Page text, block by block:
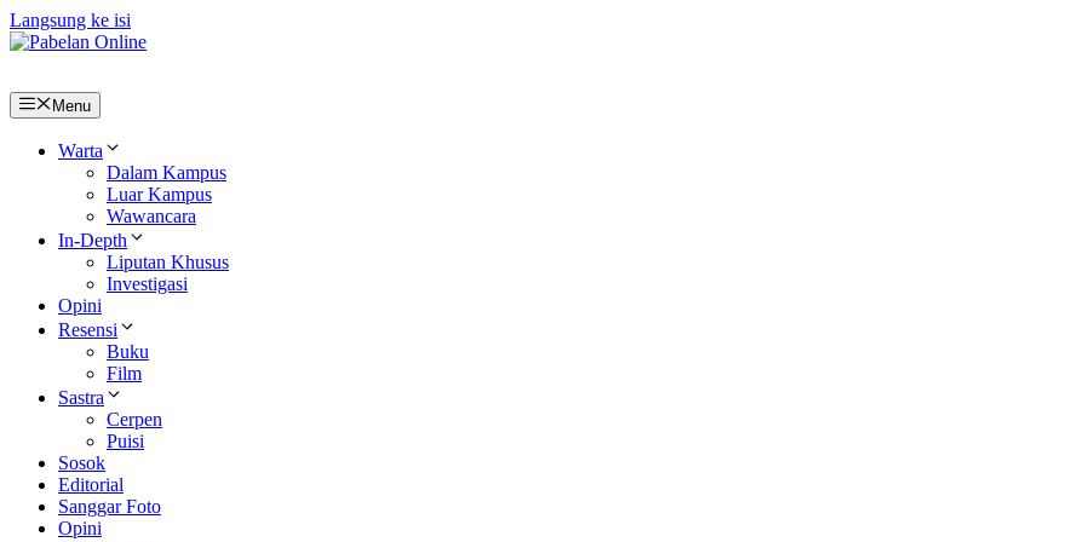
Langsung ke isi
Menu
Warta
Dalam Kampus
Luar Kampus
Wawancara
In-Depth
Liputan Khusus
Investigasi
Opini
Resensi
Buku
Film
Sastra
Cerpen
Puisi
Sosok
Editorial
Sanggar Foto
Opini